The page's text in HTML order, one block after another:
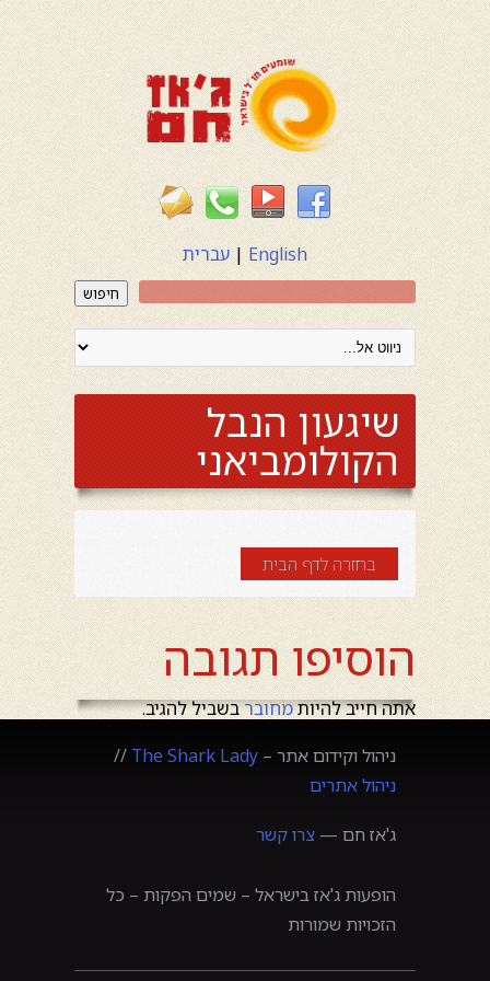
English
| עברית
חיפוש
שיגעון הנבל
הקולומביאני
בחזרה לדף הבית
הוסיפו תגובה
אתה חייב להיותמחוברבשביל להגיב.
ניהול וקידום אתר – The Shark Lady
//
ניהול אתרים
ג'אז חם — צרו קשר
הופעות ג'אז בישראל – שמים הפקות – כל
הזכויות שמורות